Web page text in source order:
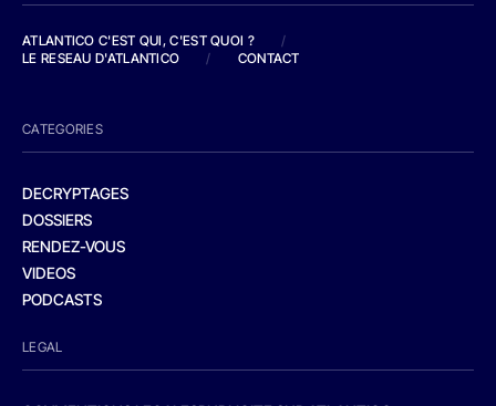
ATLANTICO C'EST QUI, C'EST QUOI ?
/
LE RESEAU D'ATLANTICO
/ CONTACT
CATEGORIES
DECRYPTAGES
DOSSIERS
RENDEZ-VOUS
VIDEOS
PODCASTS
LEGAL